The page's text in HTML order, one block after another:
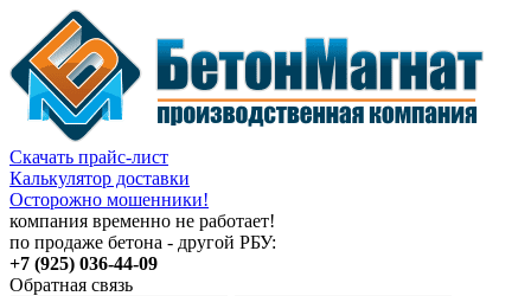
Скачать прайс-лист
Калькулятор доставки
Осторожно мошенники!
компания временно не работает!
по продаже бетона - другой РБУ:
+7 (925) 036-44-09
Обратная связь